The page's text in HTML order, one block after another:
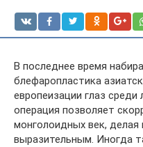
В последнее время
блефаропластика
европеизации глаз
операция позволяет
монголоидных век,
выразительным. Иногда